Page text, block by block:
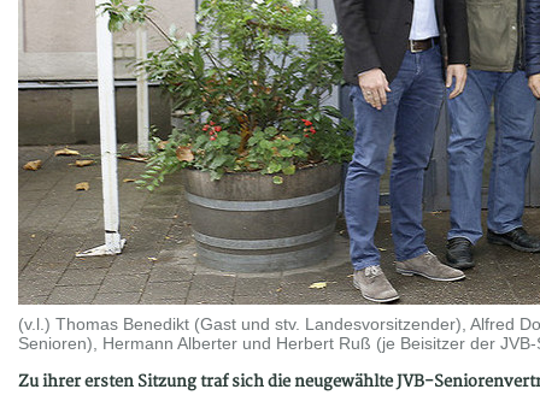
(v.l.) Thomas Benedikt (Gast und stv. Landesvorsitzender), Alfred
Senioren), Hermann Alberter und Herbert Ruß (je Beisitzer der
Zu ihrer ersten Sitzung traf sich die neugewählte JVB-